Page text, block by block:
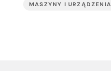
MASZYNY I URZĄDZENIA